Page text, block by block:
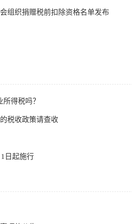
组织捐赠税前扣除资格名单发布
得税吗？
税收政策请查收
日起施行